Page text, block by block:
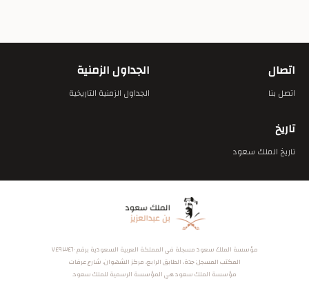
اتصال
اتصل بنا
الجداول الزمنية
الجداول الزمنية التاريخية
تاريخ
تاريخ الملك سعود
مؤسسة الملك سعود مسجلة في المملكة العربية السعودية برقم ٧٤٩٣٤٦٠
المكتب المسجل: جدة، الطابق الرابع، مركز الشهوان، شارع عرفات
مؤسسة الملك سعود هي المؤسسة الرسمية للملك سعود.